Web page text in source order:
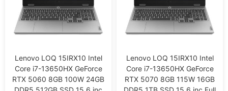
Lenovo LOQ 15IRX10 Intel
Core i7-13650HX GeForce
RTX 5060 8GB 100W 24GB
Lenovo LOQ 15IRX10 Intel
Core i7-13650HX GeForce
RTX 5070 8GB 115W 16GB